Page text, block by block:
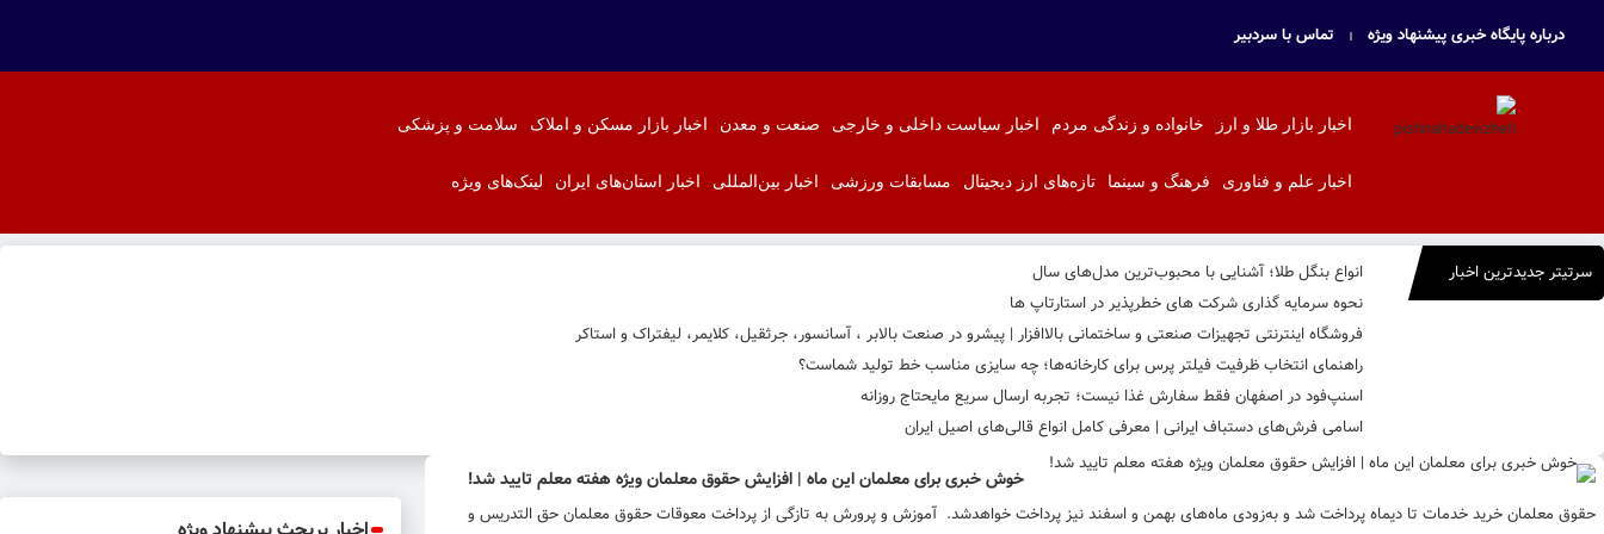
درباره پایگاه خبری پیشنهاد ویژه تماس با سردبیر
اخبار بازار طلا و ارز خانواده و زندگی مردم اخبار سیاست داخلی و خارجی صنعت و معدن اخبار بازار مسکن و املاک سلامت و پزشکی
اخبار علم و فناوری فرهنگ و سینما تازه‌های ارز دیجیتال مسابقات ورزشی اخبار بین‌المللی اخبار استان‌های ایران لینک‌های ویژه
سرتیتر جدیدترین اخبار
انواع بنگل طلا؛ آشنایی با محبوب‌ترین مدل‌های سال
نحوه سرمایه‌ گذاری شرکت‌ های خطرپذیر در استارتاپ ها
فروشگاه اینترنتی تجهیزات صنعتی و ساختمانی بالاافزار | پیشرو در صنعت بالابر ، آسانسور، جرثقیل، کلایمر، لیفتراک و استاکر
راهنمای انتخاب ظرفیت فیلتر پرس برای کارخانه‌ها؛ چه سایزی مناسب خط تولید شماست؟
اسنپ‌فود در اصفهان فقط سفارش غذا نیست؛ تجربه ارسال سریع مایحتاج روزانه
اسامی فرش‌های دستباف ایرانی | معرفی کامل انواع قالی‌های اصیل ایران
خوش خبری برای معلمان این ماه | افزایش حقوق معلمان ویژه هفته معلم تایید شد!
حقوق معلمان خرید خدمات تا دیماه پرداخت شد و به‌زودی ماه‌های بهمن و اسفند نیز پرداخت خواهدشد. آموزش و پرورش به تازگی از پرداخت معوقات حقوق معلمان حق التدریس و